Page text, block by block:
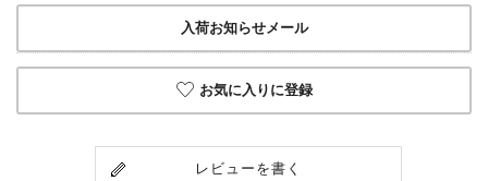
入荷お知らせメール
お気に入りに登録
レビューを書く